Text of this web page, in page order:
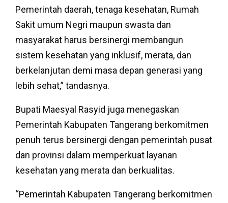
Pemerintah daerah, tenaga kesehatan, Rumah
Sakit umum Negri maupun swasta dan
masyarakat harus bersinergi membangun
sistem kesehatan yang inklusif, merata, dan
berkelanjutan demi masa depan generasi yang
lebih sehat,” tandasnya.
Bupati Maesyal Rasyid juga menegaskan
Pemerintah Kabupaten Tangerang berkomitmen
penuh terus bersinergi dengan pemerintah pusat
dan provinsi dalam memperkuat layanan
kesehatan yang merata dan berkualitas.
“Pemerintah Kabupaten Tangerang berkomitmen